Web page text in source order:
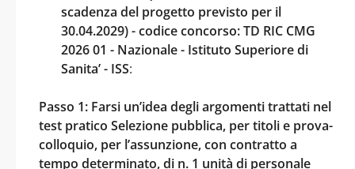
scadenza del progetto previsto per il
30.04.2029) - codice concorso: TD RIC CMG
2026 01 - Nazionale - Istituto Superiore di
Sanita’ - ISS:
Passo 1: Farsi un’idea degli argomenti trattati nel
test pratico Selezione pubblica, per titoli e prova-
colloquio, per l’assunzione, con contratto a
tempo determinato, di n. 1 unità di personale